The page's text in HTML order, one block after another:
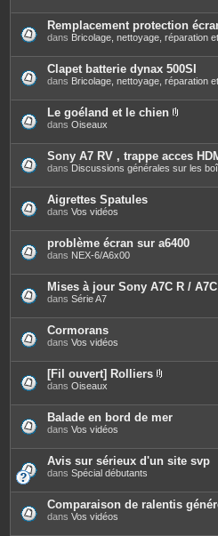
t
e
s
Remplacement protection
dans Bricolage, nettoyage, réparation
Clapet batterie dynax 500SI
dans Bricolage, nettoyage, réparation
Le goéland et le chien
è
c
e
s
j
t
e
s
dans Oiseaux
Sony A7 RV , trappe acces
dans Discussions générales sur les
Aigrettes Spatules
dans Vos vidéos
problème écran sur a6400
dans NEX-6/A6x00
Mises à jour Sony A7C R /
dans Série A7
Cormorans
dans Vos vidéos
[Fil ouvert] Rolliers
è
c
j
o
i
t
e
s
dans Oiseaux
Balade en bord de mer
dans Vos vidéos
Avis sur sérieux d'un site svp
dans Spécial débutants
Comparaison de ralentis
dans Vos vidéos